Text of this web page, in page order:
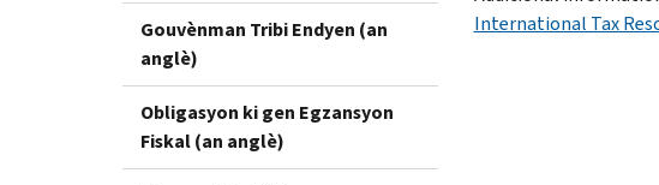
Gouvènman Tribi Endyen (an
anglè)
Obligasyon ki gen Egzansyon
Fiskal (an anglè)
International Tax